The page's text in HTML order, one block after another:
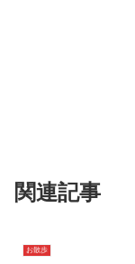
関連記事
お散歩